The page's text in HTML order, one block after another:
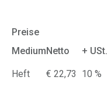
Preise
MediumNetto + USt.
Heft € 22,73 10 %